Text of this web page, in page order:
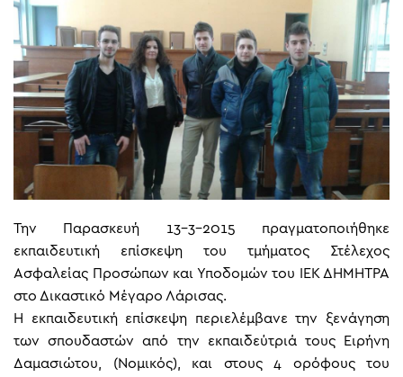
Την Παρασκευή 13-3-2015 πραγματοποιήθηκε
εκπαιδευτική επίσκεψη του τμήματος Στέλεχος
Ασφαλείας Προσώπων και Υποδομών του ΙΕΚ ΔΗΜΗΤΡΑ
στο Δικαστικό Μέγαρο Λάρισας.
Η εκπαιδευτική επίσκεψη περιελέμβανε την ξενάγηση
των σπουδαστών από την εκπαιδεύτριά τους Ειρήνη
Δαμασιώτου, (Νομικός), και στους 4 ορόφους του